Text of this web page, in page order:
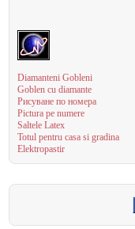
Diamanteni Gobleni
Goblen cu diamante
Рисуване по номера
Pictura pe numere
Saltele Latex
Totul pentru casa si gradina
Elektropastir